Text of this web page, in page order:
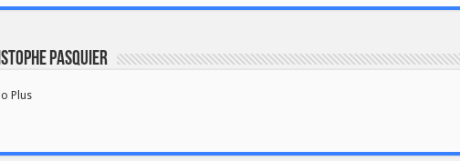
PASQUIER
Plus